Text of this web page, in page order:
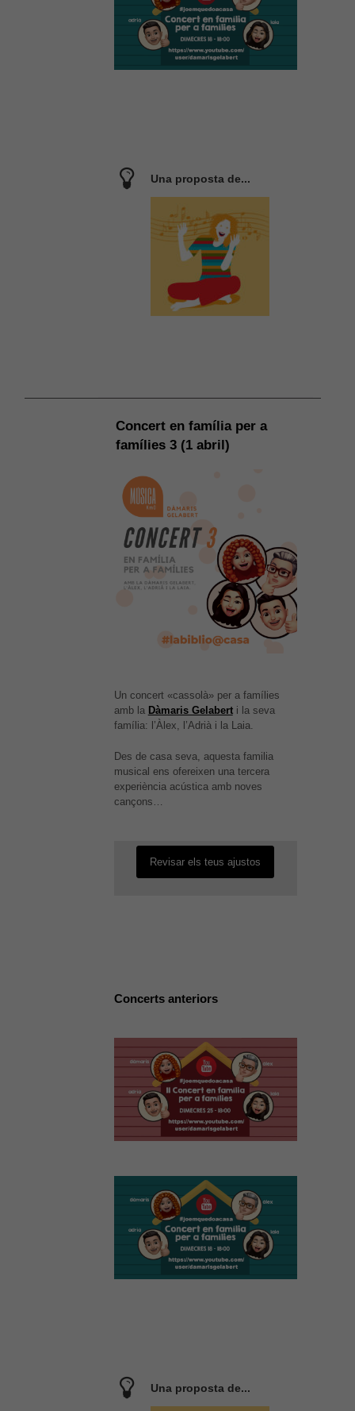
Una proposta de...
Concert en família per a
famílies 3 (1 abril)
Un concert «cassolà» per a famílies
amb la Dàmaris Gelaberti la seva
família: l’Àlex, l’Adrià i la Laia.
Des de casa seva, aquesta familia
musical ens ofereixen una tercera
experiència acústica amb noves
cançons…
És possible que la vostra
configuració us impedeixi veure
aquest contingut. El més probable
és que tinguis l'experiència
Revisar els teus ajustos
Concerts anteriors
Una proposta de...
Necessàries
Aquestes
Estadístiques
Per a millorar
la nostra web
necessitem
aquestes
cookies.
Per tal que el
nostre lloc
web funcioni
el millor
possible
durant la
vostra visita.
Si rebutges